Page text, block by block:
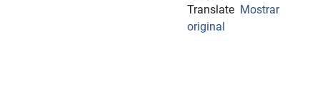
Translate Mostrar
original